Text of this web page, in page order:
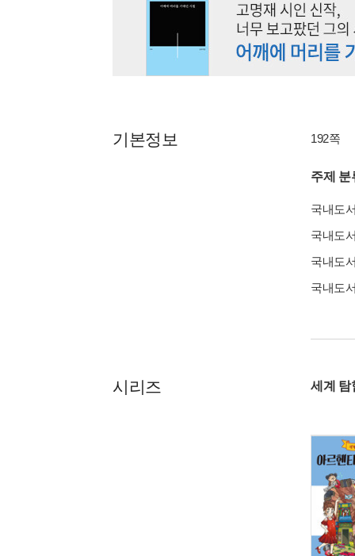
기본정보 192쪽
주제 분
국내도
국내도
국내도
국내도
시리즈 세계 탐